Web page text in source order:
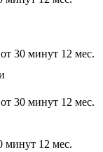
от 30 минут 12 мес.
от 30 минут 12 мес.
минут 12 мес.